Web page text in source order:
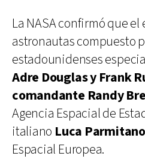
La NASA confirmó que
astronautas compuesto
estadounidenses
Adre Douglas y Frank
comandante Randy
Agencia Espacial de
italiano Luca Parmitano
Espacial Europea.